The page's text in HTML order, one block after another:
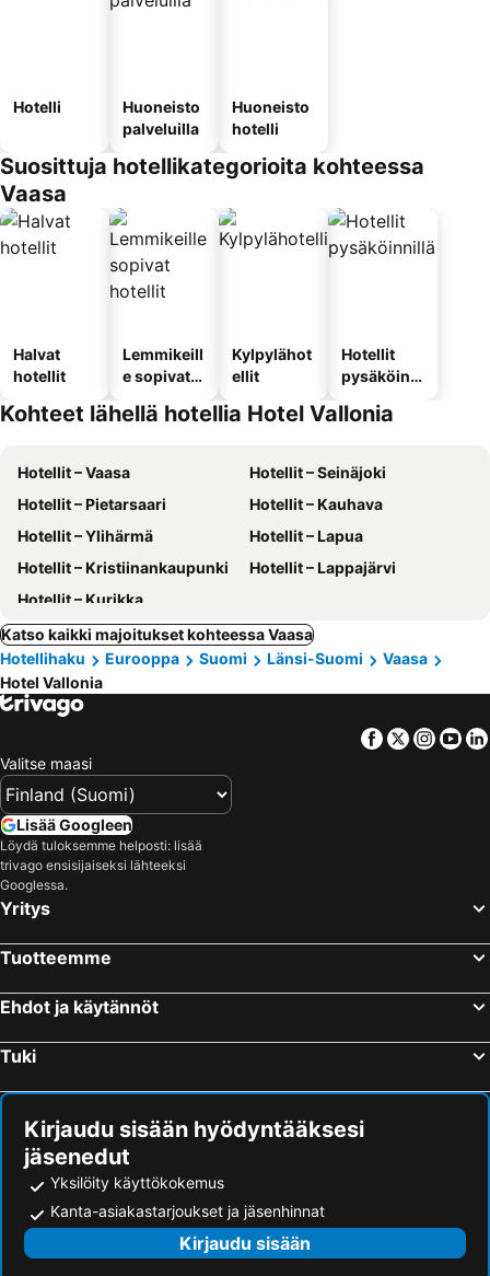
Hotelli
Huoneisto
palveluilla
Huoneisto
hotelli
Suosittuja hotellikategorioita kohteessa
Vaasa
Halvat
hotellit
Lemmikeill
e sopivat
Kylpylähot
ellit
Hotellit
pysäköinni
Kohteet lähellä hotellia Hotel Vallonia
Hotellit – Vaasa
Hotellit – Seinäjoki
Hotellit – Pietarsaari
Hotellit – Kauhava
Hotellit – Ylihärmä
Hotellit – Lapua
Hotellit – Kristiinankaupunki
Hotellit – Lappajärvi
Hotellit – Kurikka
Katso kaikki majoitukset kohteessa Vaasa
Hotellihaku
Eurooppa Suomi Länsi-Suomi
Vaasa
Hotel Vallonia
Facebook
Twitter
Valitse maasi
Lisää Googleen
Löydä tuloksemme helposti: lisää
trivago ensisijaiseksi lähteeksi
Googlessa.
Yritys
Tuotteemme
Ehdot ja käytännöt
Tuki
Kirjaudu sisään hyödyntääksesi
jäsenedut
Yksilöity käyttökokemus
Kanta-asiakastarjoukset ja jäsenhinnat
Kirjaudu sisään